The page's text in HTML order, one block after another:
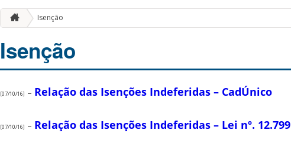
Isenção
Isenção
[07/10/16] – Relação das Isenções Indeferidas – CadÚnico
[07/10/16] – Relação das Isenções Indeferidas – Lei nº. 12.799